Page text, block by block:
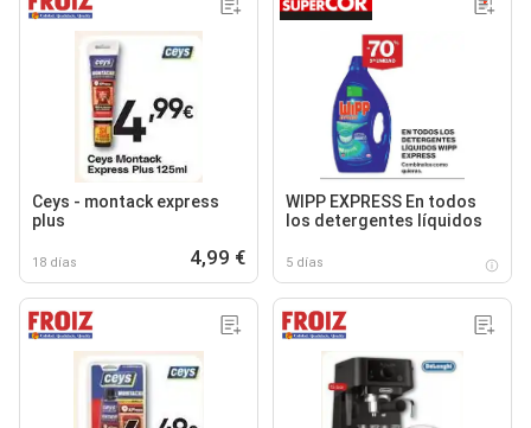
Ceys - montack express
plus
18 días 4,99 €
WIPP EXPRESS En todos
los detergentes líquidos
5 días